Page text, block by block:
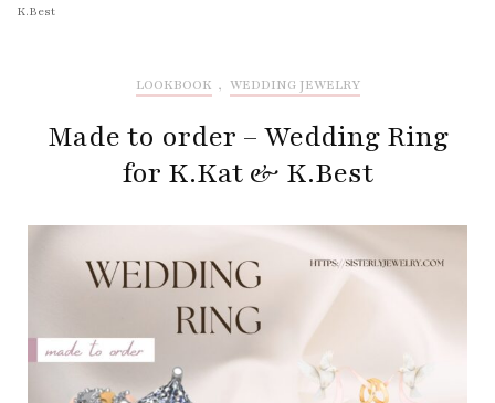
K.Best
LOOKBOOK , WEDDING JEWELRY
Made to order – Wedding Ring
for K.Kat & K.Best